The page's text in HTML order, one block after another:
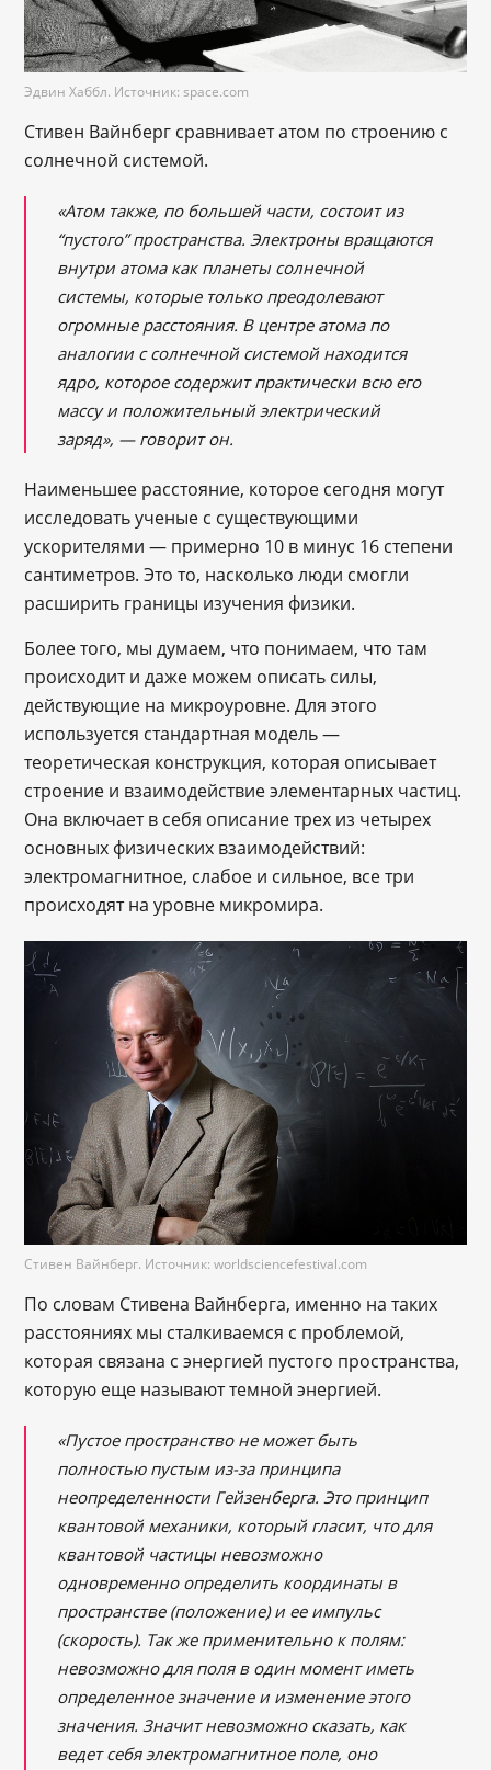
Эдвин Хаббл. Источник: space.com
Стивен Вайнберг сравнивает атом по строению с
солнечной системой.
«Атом также, по большей части, состоит из
“пустого” пространства. Электроны вращаются
внутри атома как планеты солнечной
системы, которые только преодолевают
огромные расстояния. В центре атома по
аналогии с солнечной системой находится
ядро, которое содержит практически всю его
массу и положительный электрический
заряд», ― говорит он.
Наименьшее расстояние, которое сегодня могут
исследовать ученые с существующими
ускорителями — примерно 10 в минус 16 степени
сантиметров. Это то, насколько люди смогли
расширить границы изучения физики.
Более того, мы думаем, что понимаем, что там
происходит и даже можем описать силы,
действующие на микроуровне. Для этого
используется стандартная модель —
теоретическая конструкция, которая описывает
строение и взаимодействие элементарных частиц.
Она включает в себя описание трех из четырех
основных физических взаимодействий:
электромагнитное, слабое и сильное, все три
происходят на уровне микромира.
Стивен Вайнберг. Источник: worldsciencefestival.com
По словам Стивена Вайнберга, именно на таких
расстояниях мы сталкиваемся с проблемой,
которая связана с энергией пустого пространства,
которую еще называют темной энергией.
«Пустое пространство не может быть
полностью пустым из-за принципа
неопределенности Гейзенберга. Это принцип
квантовой механики, который гласит, что для
квантовой частицы невозможно
одновременно определить координаты в
пространстве (положение) и ее импульс
(скорость). Так же применительно к полям:
невозможно для поля в один момент иметь
определенное значение и изменение этого
значения. Значит невозможно сказать, как
ведет себя электромагнитное поле, оно